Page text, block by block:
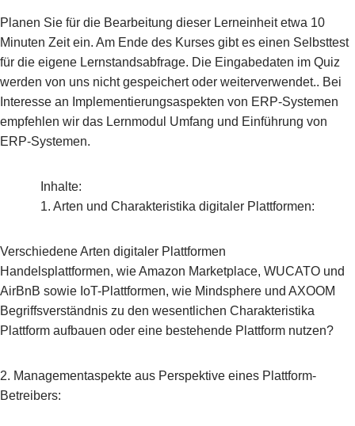
Planen Sie für die Bearbeitung dieser Lerneinheit etwa 10
Minuten Zeit ein. Am Ende des Kurses gibt es einen Selbsttest
für die eigene Lernstandsabfrage. Die Eingabedaten im Quiz
werden von uns nicht gespeichert oder weiterverwendet.. Bei
Interesse an Implementierungsaspekten von ERP-Systemen
empfehlen wir das Lernmodul Umfang und Einführung von
ERP-Systemen.
Inhalte:
1. Arten und Charakteristika digitaler Plattformen:
Verschiedene Arten digitaler Plattformen
Handelsplattformen, wie Amazon Marketplace, WUCATO und
AirBnB sowie IoT-Plattformen, wie Mindsphere und AXOOM
Begriffsverständnis zu den wesentlichen Charakteristika
Plattform aufbauen oder eine bestehende Plattform nutzen?
2. Managementaspekte aus Perspektive eines Plattform-
Betreibers: